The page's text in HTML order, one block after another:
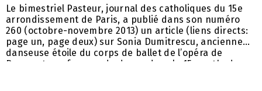
Le bimestriel Pasteur, journal des catholiques du 15e
arrondissement de Paris, a publié dans son numéro
260 (octobre-novembre 2013) un article (liens directs:
page un, page deux) sur Sonia Dumitrescu, ancienne
danseuse étoile du corps de ballet de l’opéra de
Bucarest, professeur de danse dans le 15e, orthodoxe